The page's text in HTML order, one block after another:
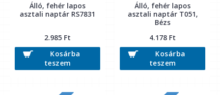
Álló, fehér lapos
asztali naptár RS7831
2.985 Ft
Kosárba
teszem
Álló, fehér lapos
asztali naptár T051,
Bézs
4.178 Ft
Kosárba
teszem